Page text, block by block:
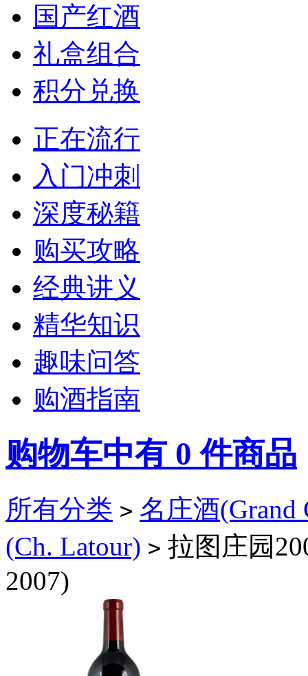
国产红酒
礼盒组合
积分兑换
正在流行
入门冲刺
深度秘籍
购买攻略
经典讲义
精华知识
趣味问答
购酒指南
购物车中有 0 件商品
所有分类 > 名庄酒(Grand
(Ch. Latour) > 拉图庄园
2007)